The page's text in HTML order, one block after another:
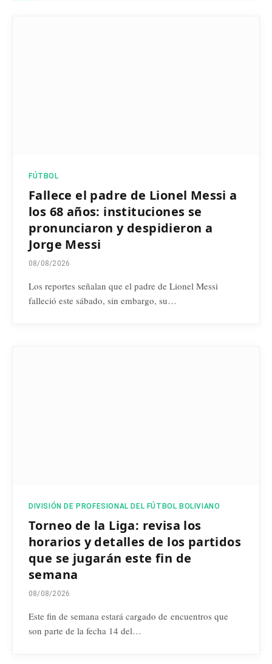
FÚTBOL
Fallece el padre de Lionel Messi a
los 68 años: instituciones se
pronunciaron y despidieron a
Jorge Messi
08/08/2026
Los reportes señalan que el padre de Lionel Messi
falleció este sábado, sin embargo, su…
DIVISIÓN DE PROFESIONAL DEL FÚTBOL BOLIVIANO
Torneo de la Liga: revisa los
horarios y detalles de los partidos
que se jugarán este fin de
semana
08/08/2026
Este fin de semana estará cargado de encuentros que
son parte de la fecha 14 del…